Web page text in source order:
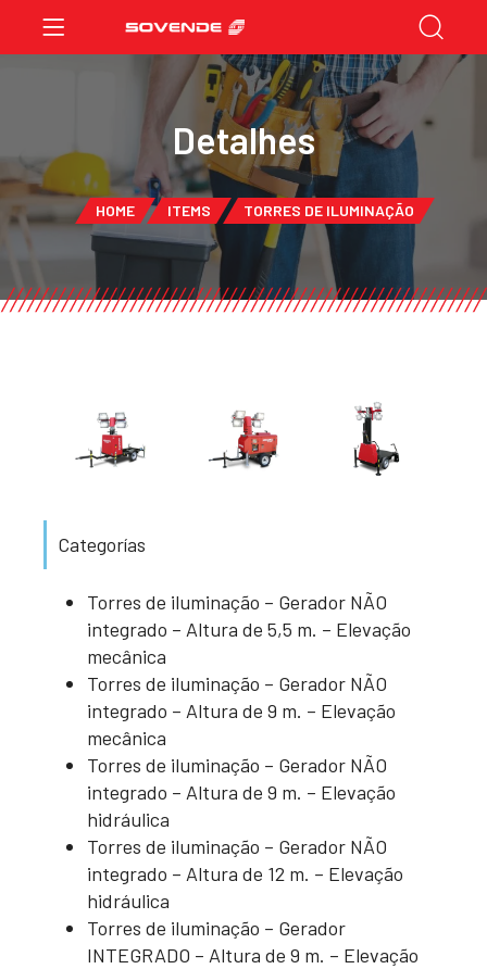
Detalhes
HOME ITEMS TORRES DE ILUMINAÇÃO
Categorías
Torres de iluminação – Gerador NÃO
integrado – Altura de 5,5 m. – Elevação
mecânica
Torres de iluminação – Gerador NÃO
integrado – Altura de 9 m. – Elevação
mecânica
Torres de iluminação – Gerador NÃO
integrado – Altura de 9 m. – Elevação
hidráulica
Torres de iluminação – Gerador NÃO
integrado – Altura de 12 m. – Elevação
hidráulica
Torres de iluminação – Gerador
INTEGRADO – Altura de 9 m. – Elevação